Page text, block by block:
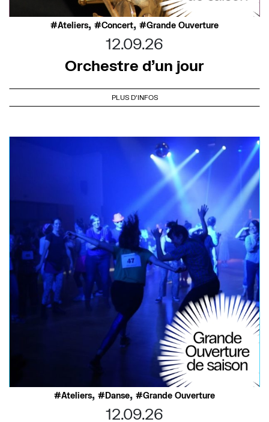
Ateliers, Concert, Grande Ouverture
12.09.26
Orchestre d’un jour
PLUS D'INFOS
Ateliers, Danse, Grande Ouverture
12.09.26